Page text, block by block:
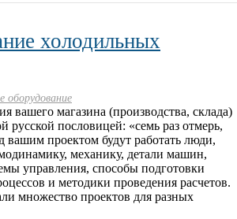
холодильных
оборудование
вашего магазина (производства, склада)
русской пословицей: «семь раз отмерь,
вашим проектом будут работать люди,
механику, детали машин,
управления, способы подготовки
и методики проведения расчетов.
множество проектов для разных